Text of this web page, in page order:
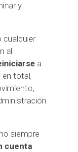
y
cualquier
al
a
en total,
no siempre
cuenta